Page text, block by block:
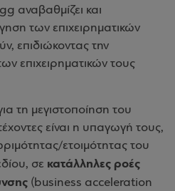
αναβαθμίζει και
των επιχειρηματικών
επιδιώκοντας την
επιχειρηματικών τους
τη μεγιστοποίηση του
είναι η υπαγωγή τους,
ετοιμότητας του
σε κατάλληλες ροές
(business acceleration